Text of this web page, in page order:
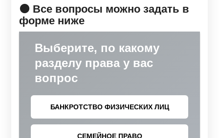
🟠 Все вопросы можно задать в
форме ниже